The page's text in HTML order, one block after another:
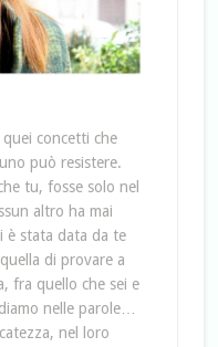
concetti che
può resistere.
tu, fosse solo nel
altro ha mai
è stata data da te
di provare a
fra quello che sei e
nelle parole…
nel loro